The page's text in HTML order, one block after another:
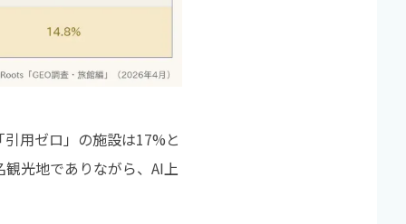
用ゼロ」の施設は17%と
光地でありながら、AI上